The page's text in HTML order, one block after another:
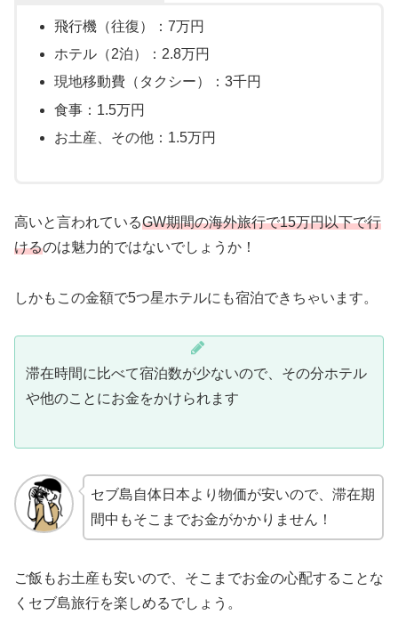
飛行機（往復）：7万円
ホテル（2泊）：2.8万円
現地移動費（タクシー）：3千円
食事：1.5万円
お土産、その他：1.5万円
高いと言われているGW期間の海外旅行で15万円以下で行
けるのは魅力的ではないでしょうか！
しかもこの金額で5つ星ホテルにも宿泊できちゃいます。
滞在時間に比べて宿泊数が少ないので、その分ホテル
や他のことにお金をかけられます
セブ島自体日本より物価が安いので、滞在期
間中もそこまでお金がかかりません！
ご飯もお土産も安いので、そこまでお金の心配することな
くセブ島旅行を楽しめるでしょう。